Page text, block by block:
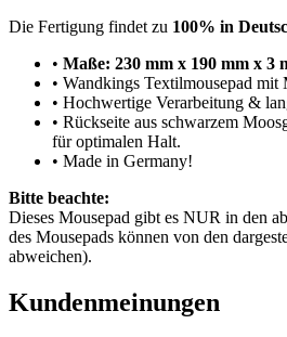
Die Fertigung findet zu 100% in
• Maße: 230 mm x 190 mm x 3
• Wandkings Textilmousepad mit
• Hochwertige Verarbeitung &
• Rückseite aus schwarzem
für optimalen Halt.
• Made in Germany!
Bitte beachte:
Dieses Mousepad gibt es NUR in den
des Mousepads können von den
abweichen).
Kundenmeinungen